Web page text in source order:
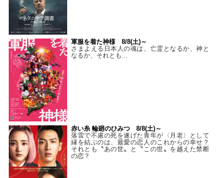
軍服を着た神様 8/8(土)～
さまよえる日本人の魂は、亡霊となるか、神と
なるか、それとも…
赤い糸 輪廻のひみつ 8/8(土)～
落雷で不慮の死を遂げた青年が〈月老〉として
縁を結ぶのは、最愛の恋人のこれからの幸せ？
それとも〝あの世〟と〝この世〟を越えた禁断
の恋？